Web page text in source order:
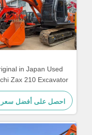
in Japan Used
Zax 210 Excavator
Zx120 ZX200
Excavator on Sale
احصل على أفضل سعر